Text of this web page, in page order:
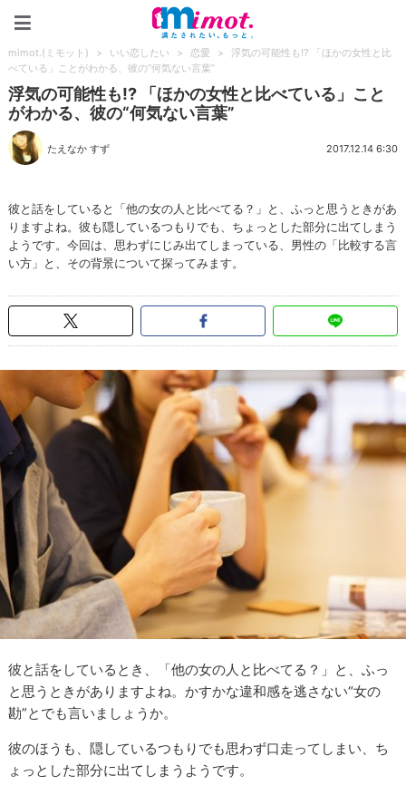
mimot.(ミモット) > いい恋したい > 恋愛 >
浮気の可能性も!? 「ほかの女性と比
べている」ことがわかる、彼の“何気ない言葉”
浮気の可能性も!? 「ほかの女性と比べている」こと
がわかる、彼の“何気ない言葉”
たえなか すず 2017.12.14 6:30
彼と話をしていると「他の女の人と比べてる？」と、ふっと思うときがあ
りますよね。彼も隠しているつもりでも、ちょっとした部分に出てしまう
ようです。今回は、思わずにじみ出てしまっている、男性の「比較する言
い方」と、その背景について探ってみます。
彼と話をしているとき、「他の女の人と比べてる？」と、ふっ
と思うときがありますよね。かすかな違和感を逃さない“女の
勘”とでも言いましょうか。
彼のほうも、隠しているつもりでも思わず口走ってしまい、ち
ょっとした部分に出てしまうようです。